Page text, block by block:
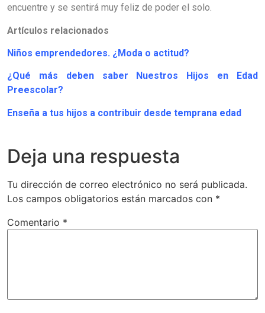
encuentre y se sentirá muy feliz de poder el solo.
Artículos relacionados
Niños emprendedores. ¿Moda o actitud?
¿Qué más deben saber Nuestros Hijos en Edad
Preescolar?
Enseña a tus hijos a contribuir desde temprana edad
Deja una respuesta
Tu dirección de correo electrónico no será publicada.
Los campos obligatorios están marcados con *
Comentario *